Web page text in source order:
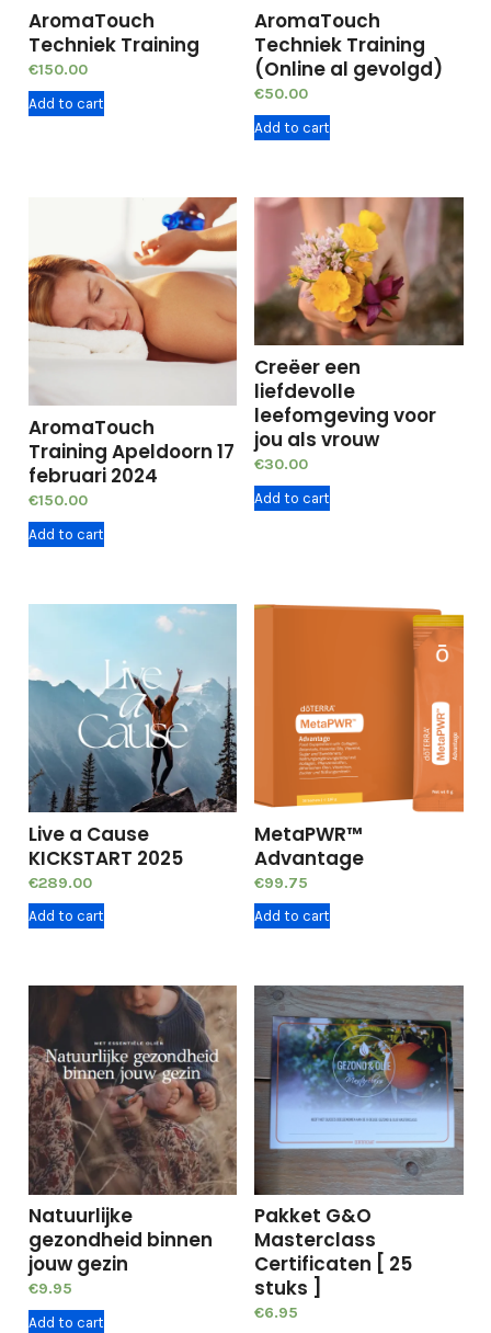
AromaTouch
Techniek Training
€150.00
Add to cart
AromaTouch
Techniek Training
(Online al gevolgd)
€50.00
Add to cart
AromaTouch
Training Apeldoorn 17
februari 2024
€150.00
Add to cart
Creëer een
liefdevolle
leefomgeving voor
jou als vrouw
€30.00
Add to cart
Live a Cause
KICKSTART 2025
€289.00
Add to cart
MetaPWR™
Advantage
€99.75
Add to cart
Natuurlijke
gezondheid binnen
jouw gezin
€9.95
Add to cart
Pakket G&O
Masterclass
Certificaten [ 25
stuks ]
€6.95